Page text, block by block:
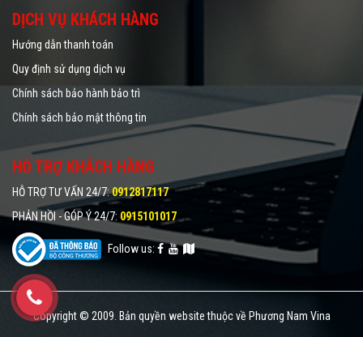
DỊCH VỤ KHÁCH HÀNG
Hướng dẫn thanh toán
Quy định sử dụng dịch vụ
Chính sách bảo hành bảo trì
Chính sách bảo mật thông tin
HỖ TRỢ KHÁCH HÀNG
HỖ TRỢ TƯ VẤN 24/7:0912817117
PHẢN HỒI - GÓP Ý 24/7: 0915101017
Follow us:
Copyright © 2009. Bản quyền website thuộc về Phương Nam Vina